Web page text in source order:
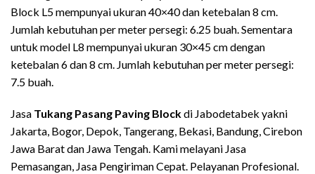
Block L5 mempunyai ukuran 40×40 dan ketebalan 8 cm.
Jumlah kebutuhan per meter persegi: 6.25 buah. Sementara
untuk model L8 mempunyai ukuran 30×45 cm dengan
ketebalan 6 dan 8 cm. Jumlah kebutuhan per meter persegi:
7.5 buah.
Jasa Tukang Pasang Paving Blockdi Jabodetabek yakni
Jakarta, Bogor, Depok, Tangerang, Bekasi, Bandung, Cirebon
Jawa Barat dan Jawa Tengah. Kami melayani Jasa
Pemasangan, Jasa Pengiriman Cepat. Pelayanan Profesional.